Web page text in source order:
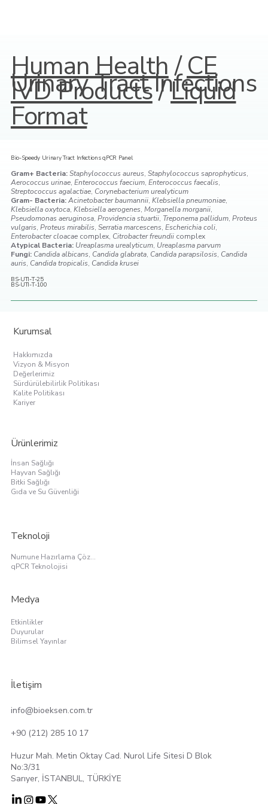
Human Health/CE
IVD Products/Liquid
Format
Urinary Tract Infections
Bio-Speedy Urinary Tract Infections qPCR Panel
Gram+ Bacteria:Staphylococcus aureus, Staphylococcus saprophyticus,
Aerococcus urinae, Enterococcus faecium, Enterococcus faecalis,
Streptococcus agalactiae, Corynebacterium urealyticum
Gram- Bacteria:Acinetobacter baumannii, Klebsiella pneumoniae,
Klebsiella oxytoca, Klebsiella aerogenes, Morganella morganii,
Pseudomonas aeruginosa, Providencia stuartii, Treponema pallidum, Proteus
vulgaris, Proteus mirabilis, Serratia marcescens, Escherichia coli,
Enterobacter cloacaecomplex, Citrobacter freundiicomplex
Atypical Bacteria: Ureaplasma urealyticum, Ureaplasma parvum
Fungi: Candida albicans, Candida glabrata, Candida parapsilosis, Candida
auris, Candida tropicalis, Candida krusei
BS-UTI-T-25
BS-UTI-T-100
Kurumsal
Hakkımızda
Vizyon & Misyon
Değerlerimiz
Sürdürülebilirlik Politikası
Kalite Politikası
Kariyer
Ürünlerimiz
İnsan Sağlığı
Hayvan Sağlığı
Bitki Sağlığı
Gıda ve Su Güvenliği
Teknoloji
Numune Hazırlama Çözümleri
qPCR Teknolojisi
Medya
Etkinlikler
Duyurular
Bilimsel Yayınlar
info@bioeksen.com.tr
+90 (212) 285 10 17
Huzur Mah. Metin Oktay Cad. Nurol Life Sitesi D Blok
No:3/31
Sarıyer, İSTANBUL, TÜRKİYE
İletişim